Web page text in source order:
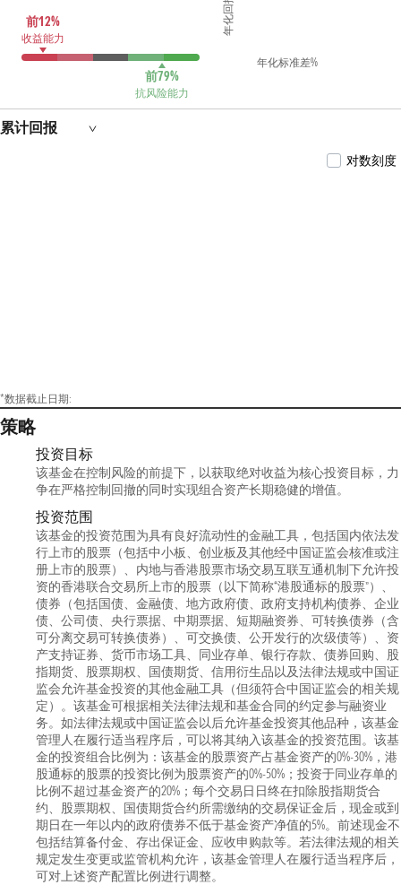
前12%
收益能力
前79%
抗风险能力
年化标准差%
累计回报
对数刻度
*数据截止日期:
策略
投资目标
该基金在控制风险的前提下，以获取绝对收益为核心投资目标，力
争在严格控制回撤的同时实现组合资产长期稳健的增值。
投资范围
该基金的投资范围为具有良好流动性的金融工具，包括国内依法发
行上市的股票（包括中小板、创业板及其他经中国证监会核准或注
册上市的股票）、内地与香港股票市场交易互联互通机制下允许投
资的香港联合交易所上市的股票（以下简称“港股通标的股票”）、
债券（包括国债、金融债、地方政府债、政府支持机构债券、企业
债、公司债、央行票据、中期票据、短期融资券、可转换债券（含
可分离交易可转换债券）、可交换债、公开发行的次级债等）、资
产支持证券、货币市场工具、同业存单、银行存款、债券回购、股
指期货、股票期权、国债期货、信用衍生品以及法律法规或中国证
监会允许基金投资的其他金融工具（但须符合中国证监会的相关规
定）。该基金可根据相关法律法规和基金合同的约定参与融资业
务。如法律法规或中国证监会以后允许基金投资其他品种，该基金
管理人在履行适当程序后，可以将其纳入该基金的投资范围。该基
金的投资组合比例为：该基金的股票资产占基金资产的0%-30%，港
股通标的股票的投资比例为股票资产的0%-50%；投资于同业存单的
比例不超过基金资产的20%；每个交易日日终在扣除股指期货合
约、股票期权、国债期货合约所需缴纳的交易保证金后，现金或到
期日在一年以内的政府债券不低于基金资产净值的5%。前述现金不
包括结算备付金、存出保证金、应收申购款等。若法律法规的相关
规定发生变更或监管机构允许，该基金管理人在履行适当程序后，
可对上述资产配置比例进行调整。